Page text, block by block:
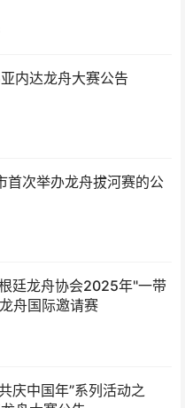
内达龙舟大赛公告
首次举办龙舟拔河赛的公
廷龙舟协会2025年"一带
舟国际邀请赛
庆中国年”系列活动之